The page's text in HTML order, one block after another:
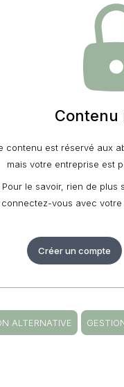
Contenu
contenu est réservé aux
mais votre entreprise est
Pour le savoir, rien de plus
connectez-vous avec
Créer un compte
ALTERNATIVE